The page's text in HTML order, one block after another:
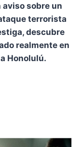
sobre un
terrorista
descubre
realmente en
Honolulú.